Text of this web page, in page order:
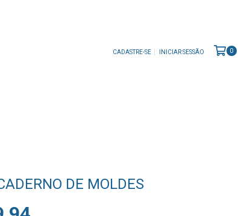
CADASTRE-SE INICIAR SESSÃO 0
DE MOLDES